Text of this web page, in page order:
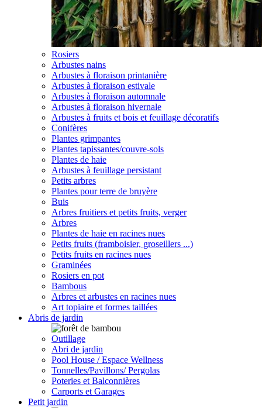
Rosiers
Arbustes nains
Arbustes à floraison printanière
Arbustes à floraison estivale
Arbustes à floraison automnale
Arbustes à floraison hivernale
Arbustes à fruits et bois et feuillage décoratifs
Conifères
Plantes grimpantes
Plantes tapissantes/couvre-sols
Plantes de haie
Arbustes à feuillage persistant
Petits arbres
Plantes pour terre de bruyère
Buis
Arbres fruitiers et petits fruits, verger
Arbres
Plantes de haie en racines nues
Petits fruits (framboisier, groseillers ...)
Petits fruits en racines nues
Graminées
Rosiers en pot
Bambous
Arbres et arbustes en racines nues
Art topiaire et formes taillées
Abris de jardin
Outillage
Abri de jardin
Pool House / Espace Wellness
Tonnelles/Pavillons/ Pergolas
Poteries et Balconnières
Carports et Garages
Petit jardin